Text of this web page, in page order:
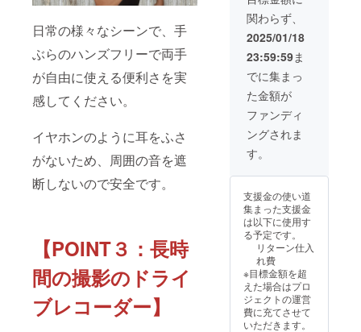
日常の様々なシーンで、手
ぶらのハンズフリーで両手
が自由に使える便利さを実
感してください。
イヤホンのように耳をふさ
がないため、周囲の音を遮
断しないので安全です。
【POINT３：長時
間の撮影のドライ
ブレコーダー】
クト期
間中で
あって
も ご支
援いた
だいた
ごとに
リター
ンを発
送させ
ていた
関わらず、
2025/01/18
23:59:59ま
でに集まっ
た金額が
ファンディ
ングされま
す。
支援金の使い道
集まった支援金
は以下に使用す
る予定です。
リターン仕入
れ費
※目標金額を超
えた場合はプロ
ジェクトの運営
費に充てさせて
いただきます。